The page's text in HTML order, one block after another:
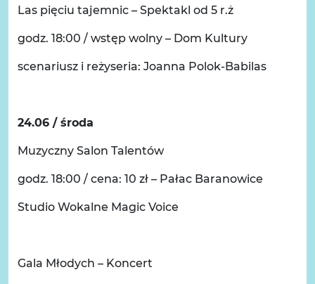
Las pięciu tajemnic – Spektakl od 5 r.ż
godz. 18:00 / wstęp wolny – Dom Kultury
scenariusz i reżyseria: Joanna Polok-Babilas
24.06 / środa
Muzyczny Salon Talentów
godz. 18:00 / cena: 10 zł – Pałac Baranowice
Studio Wokalne Magic Voice
Gala Młodych – Koncert